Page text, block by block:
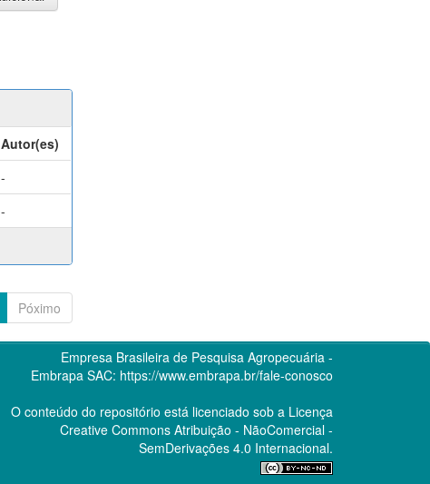
Autor(es)
-
-
Póximo
Empresa Brasileira de Pesquisa Agropecuária -
Embrapa SAC: https://www.embrapa.br/fale-conosco
O conteúdo do repositório está licenciado sob a Licença
Creative CommonsAtribuição - NãoComercial -
SemDerivações 4.0 Internacional.